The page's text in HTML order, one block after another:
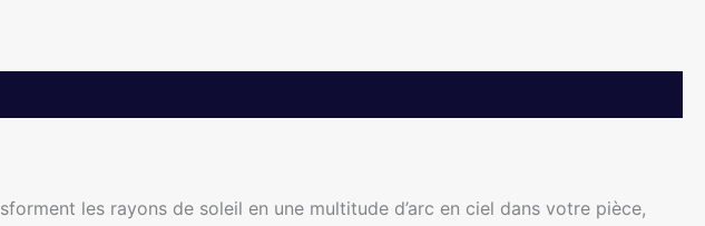
les rayons de soleil en une multitude d’arc en ciel dans votre pièce,